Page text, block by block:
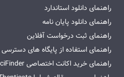
راهنمای دانلود استاندارد
راهنمای دانلود پایان نامه
راهنمای ثبت درخواست آفلاین
راهنمای استفاده از پایگاه های
راهنمای خرید اکانت اختصاصی SciFinder